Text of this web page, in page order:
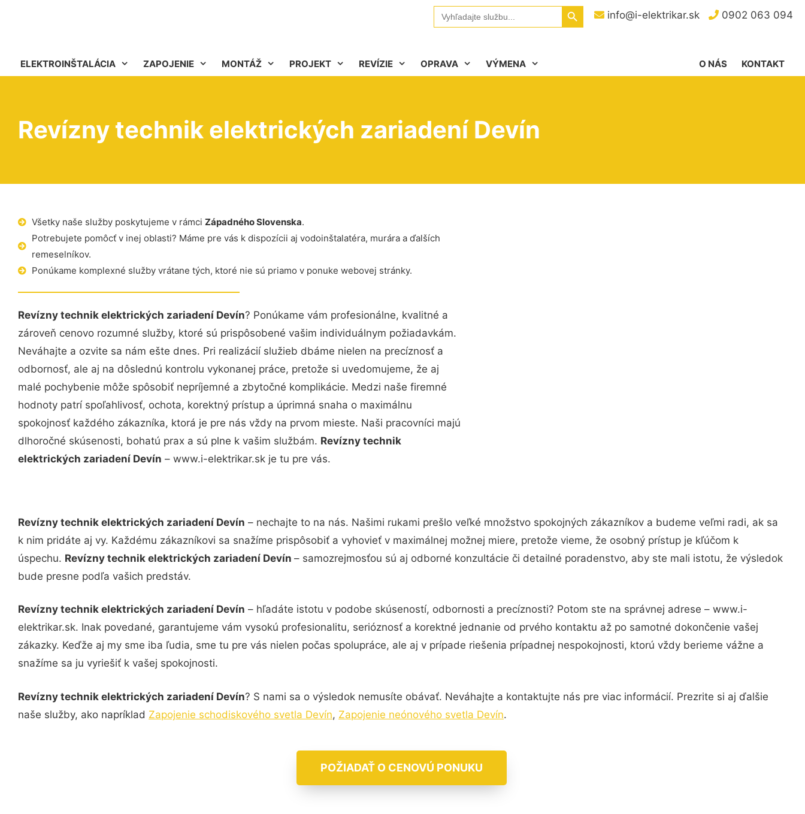
info@i-elektrikar.sk 0902 063 094
Search
for:
Search Button
ELEKTROINŠTALÁCIA ZAPOJENIE MONTÁŽ PROJEKT REVÍZIE OPRAVA VÝMENA KONTAKT
O NÁS
Revízny technik elektrických zariadení Devín
Všetky naše služby poskytujeme v rámci Západného Slovenska.
Potrebujete pomôcť v inej oblasti? Máme pre vás k dispozícii aj vodoinštalatéra, murára a ďalších
remeselníkov.
Ponúkame komplexné služby vrátane tých, ktoré nie sú priamo v ponuke webovej stránky.
Revízny technik elektrických zariadení Devín? Ponúkame vám profesionálne, kvalitné a
zároveň cenovo rozumné služby, ktoré sú prispôsobené vašim individuálnym požiadavkám.
Neváhajte a ozvite sa nám ešte dnes. Pri realizácií služieb dbáme nielen na precíznosť a
odbornosť, ale aj na dôslednú kontrolu vykonanej práce, pretože si uvedomujeme, že aj
malé pochybenie môže spôsobiť nepríjemné a zbytočné komplikácie. Medzi naše firemné
hodnoty patrí spoľahlivosť, ochota, korektný prístup a úprimná snaha o maximálnu
spokojnosť každého zákazníka, ktorá je pre nás vždy na prvom mieste. Naši pracovníci majú
dlhoročné skúsenosti, bohatú prax a sú plne k vašim službám. Revízny technik
elektrických zariadení Devín – www.i-elektrikar.sk je tu pre vás.
Revízny technik elektrických zariadení Devín – nechajte to na nás. Našimi rukami prešlo veľké množstvo spokojných zákazníkov a budeme veľmi radi, ak sa
k nim pridáte aj vy. Každému zákazníkovi sa snažíme prispôsobiť a vyhovieť v maximálnej možnej miere, pretože vieme, že osobný prístup je kľúčom k
úspechu. Revízny technik elektrických zariadení Devín – samozrejmosťou sú aj odborné konzultácie či detailné poradenstvo, aby ste mali istotu, že výsledok
bude presne podľa vašich predstáv.
Revízny technik elektrických zariadení Devín – hľadáte istotu v podobe skúseností, odbornosti a precíznosti? Potom ste na správnej adrese – www.i-
elektrikar.sk. Inak povedané, garantujeme vám vysokú profesionalitu, serióznosť a korektné jednanie od prvého kontaktu až po samotné dokončenie vašej
zákazky. Keďže aj my sme iba ľudia, sme tu pre vás nielen počas spolupráce, ale aj v prípade riešenia prípadnej nespokojnosti, ktorú vždy berieme vážne a
snažíme sa ju vyriešiť k vašej spokojnosti.
Revízny technik elektrických zariadení Devín? S nami sa o výsledok nemusíte obávať. Neváhajte a kontaktujte nás pre viac informácií. Prezrite si aj ďalšie
naše služby, ako napríklad Zapojenie schodiskového svetla Devín, Zapojenie neónového svetla Devín.
POŽIADAŤ O CENOVÚ PONUKU